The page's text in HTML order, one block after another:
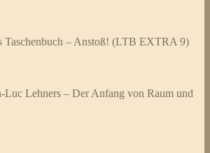
Taschenbuch – Anstoß! (LTB EXTRA 9)
Luc Lehners – Der Anfang von Raum und